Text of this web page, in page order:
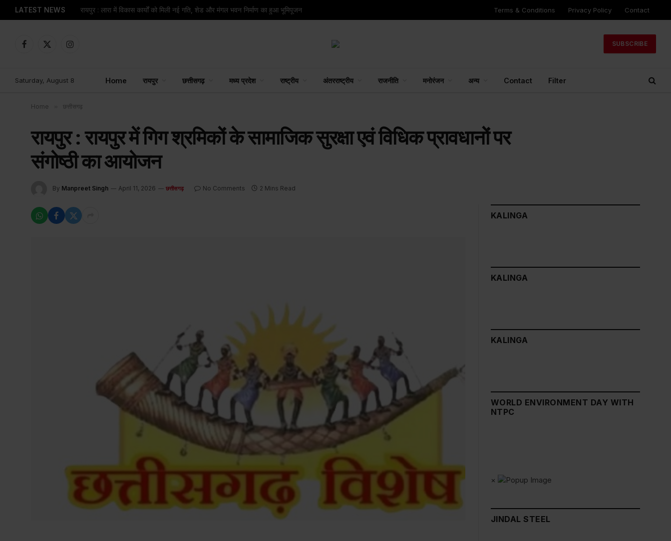
LATEST NEWS रायपुर : लारा में विकास कार्यों को मिली नई गति, शेड और मंगल भवन निर्माण का हुआ भूमिपूजन Terms & Conditions Privacy Policy Contact
Facebook
X
Instagram
SUBSCRIBE
Saturday, August 8 Home रायपुर छत्तीसगढ़ मध्य प्रदेश राष्ट्रीय अंतरराष्ट्रीय राजनीति मनोरंजन अन्य Contact Filter
Home छत्तीसगढ़
रायपुर : रायपुर में गिग श्रमिकों के सामाजिक सुरक्षा एवं विधिक प्रावधानों पर
संगोष्ठी का आयोजन
By Manpreet Singh April 11, 2026 छत्तीसगढ़ No Comments 2 Mins Read
KALINGA
KALINGA
KALINGA
WORLD ENVIRONMENT DAY WITH
NTPC
×
JINDAL STEEL